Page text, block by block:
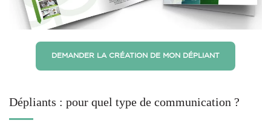
DEMANDER LA CRÉATION DE MON DÉPLIANT
Dépliants : pour quel type de communication ?